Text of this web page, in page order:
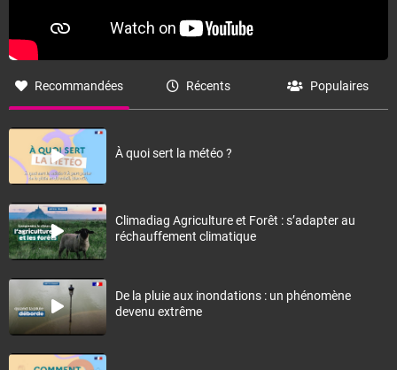
Recommandées Récents Populaires
À quoi sert la météo ?
Climadiag Agriculture et Forêt : s’adapter au
réchauffement climatique
De la pluie aux inondations : un phénomène
devenu extrême